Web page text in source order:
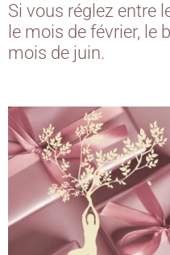
Si vous réglez entre
le mois de février, le
mois de juin.